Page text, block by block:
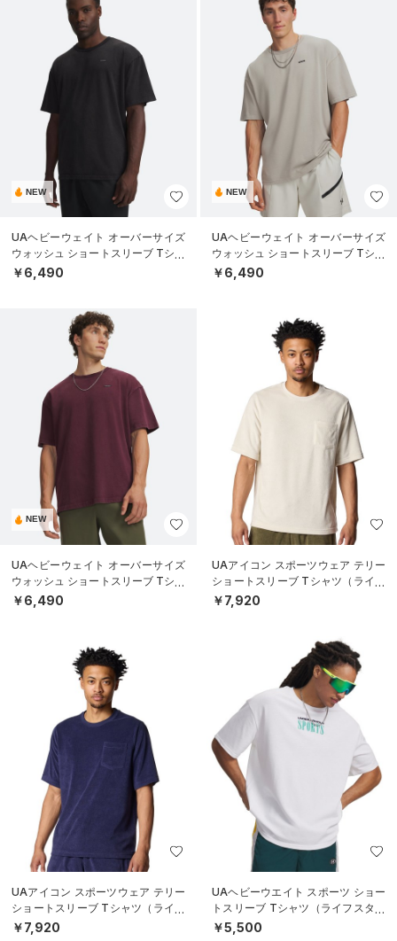
NEW
UAヘビーウェイト オーバーサイズ
ウォッシュ ショートスリーブ Tシャ
ツ（ライフスタイル/MEN）
￥6,490
NEW
UAヘビーウェイト オーバーサイズ
ウォッシュ ショートスリーブ Tシャ
ツ（ライフスタイル/MEN）
￥6,490
NEW
UAヘビーウェイト オーバーサイズ
ウォッシュ ショートスリーブ Tシャ
ツ（ライフスタイル/MEN）
￥6,490
UAアイコン スポーツウェア テリー
ショートスリーブ Tシャツ（ライフ
スタイル/MEN）
￥7,920
UAアイコン スポーツウェア テリー
ショートスリーブ Tシャツ（ライフ
スタイル/MEN）
￥7,920
UAヘビーウエイト スポーツ ショー
トスリーブ Tシャツ（ライフスタイ
ル/MEN）
￥5,500